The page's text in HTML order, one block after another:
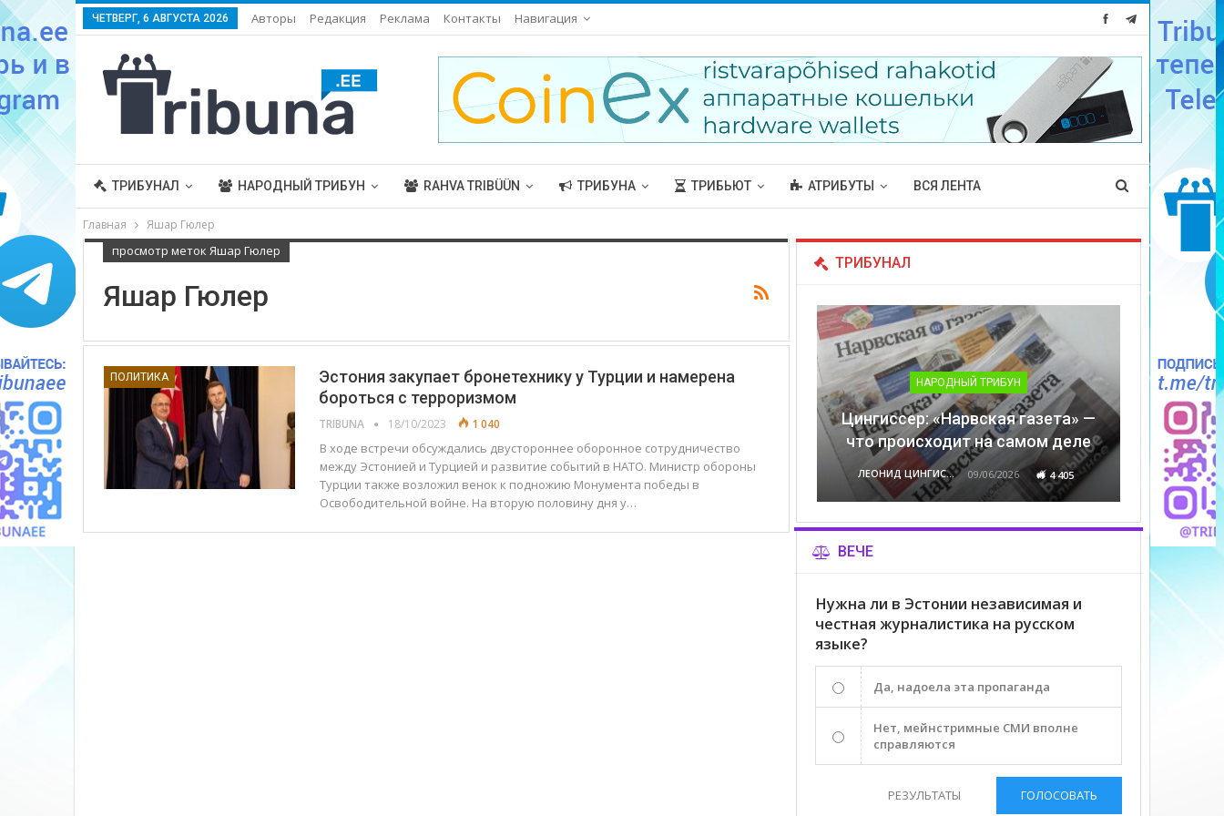
ЧЕТВЕРГ, 6 АВГУСТА 2026 Авторы Редакция Реклама Контакты Навигация
ТРИБУНАЛ НАРОДНЫЙ ТРИБУН RAHVA TRIBÜÜN ТРИБУНА ТРИБЬЮТ АТРИБУТЫ ВСЯ ЛЕНТА
Главная Яшар Гюлер
просмотр меток Яшар Гюлер
Яшар Гюлер
ПОЛИТИКА
Эстония закупает бронетехнику у Турции и намерена
бороться с терроризмом
TRIBUNA 18/10/2023 1 040
В ходе встречи обсуждались двустороннее оборонное сотрудничество
между Эстонией и Турцией и развитие событий в НАТО. Министр обороны
Турции также возложил венок к подножию Монумента победы в
Освободительной войне. На вторую половину дня у…
ТРИБУНАЛ
НАРОДНЫЙ ТРИБУН
Цингиссер: «Нарвская газета» —
что происходит на самом деле
ЛЕОНИД ЦИНГИССЕР 09/06/2026 4 405
ВЕЧЕ
Нужна ли в Эстонии независимая и
честная журналистика на русском
языке?
Да, надоела эта пропаганда
Нет, мейнстримные СМИ вполне
справляются
РЕЗУЛЬТАТЫ ГОЛОСОВАТЬ